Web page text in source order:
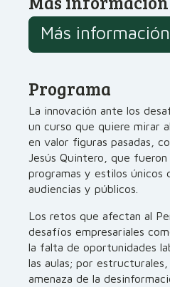
Más información
Programa
La innovación ante los
un curso que quiere mirar
en valor figuras pasadas,
Jesús Quintero, que fueron
programas y estilos únicos
audiencias y públicos.
Los retos que afectan al
desafíos empresariales
la falta de oportunidades
las aulas; por
amenaza de la